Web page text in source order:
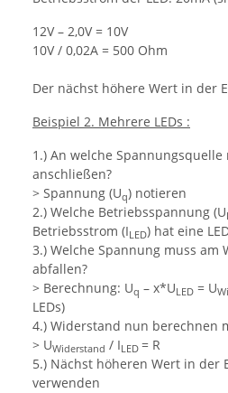
12V – 2,0V = 10V
10V / 0,02A = 500 Ohm
Der nächst höhere Wert in der
Beispiel 2. Mehrere LEDs :
1.) An welche Spannungsquelle
anschließen?
> Spannung (Uq) notieren
2.) Welche Betriebsspannung (U
Betriebsstrom (ILED) hat eine
3.) Welche Spannung muss am
abfallen?
> Berechnung: Uq – x*ULED = U
LEDs)
4.) Widerstand nun berechnen
> UWiderstand / ILED = R
5.) Nächst höheren Wert in der
verwenden